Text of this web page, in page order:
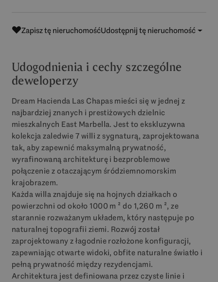
Zapisz tę nieruchomośćUdostępnij tę nieruchomość
Udogodnienia i cechy szczególne
deweloperzy
Dream Hacienda Las Chapas mieści się w jednej z
najbardziej znanych i prestiżowych dzielnic
mieszkalnych East Marbella. Jest to ekskluzywna
kolekcja zaledwie 7 willi z sygnaturą, zaprojektowana
tak, aby zapewnić maksymalną prywatność,
wyrafinowaną architekturę i bezproblemowe
połączenie z otaczającym śródziemnomorskim
krajobrazem.
Każda willa znajduje się na hojnych działkach o
powierzchni od około 1000 m ² do 1,260 m ², ze
starannie rozważanym układem, który następuje po
naturalnej topografii ziemi. Rozwój został
zaprojektowany z łagodnie rozłożone konfiguracji,
zapewniając otwarte widoki, obfite naturalne światło i
pełną prywatność między rezydencjami.
Architektura jest definiowana przez czyste linie i